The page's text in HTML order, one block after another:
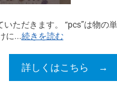
ただきます。 “pcs”は物の
に...続きを読む
詳しくはこちら →